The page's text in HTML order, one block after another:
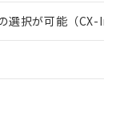
選択が可能（CX-